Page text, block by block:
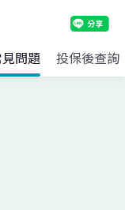
見問題 投保後查詢